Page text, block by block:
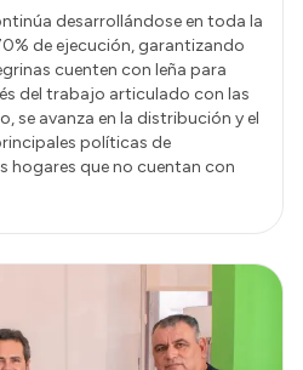
desarrollándose en toda la
de ejecución, garantizando
cuenten con leña para
del trabajo articulado con las
se avanza en la distribución y el
políticas de
hogares que no cuentan con